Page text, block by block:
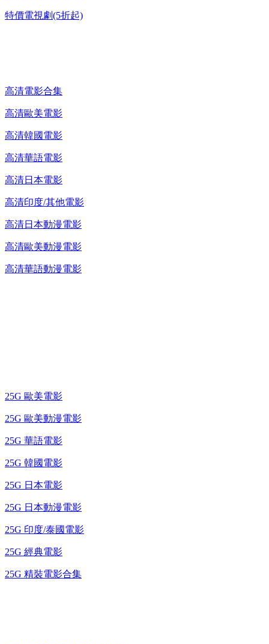
特價電視劇(5折起)
高清電影合集
高清歐美電影
高清韓國電影
高清華語電影
高清日本電影
高清印度/其他電影
高清日本動漫電影
高清歐美動漫電影
高清華語動漫電影
25G 歐美電影
25G 歐美動漫電影
25G 華語電影
25G 韓國電影
25G 日本電影
25G 日本動漫電影
25G 印度/泰國電影
25G 經典電影
25G 精裝電影合集